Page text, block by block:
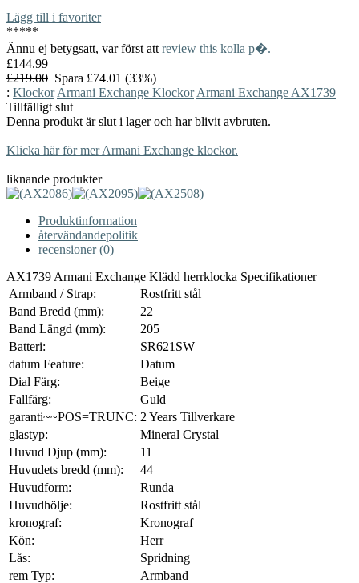
Lägg till i favoriter
*****
Ännu ej betygsatt, var först att review this kolla p�.
£144.99
£219.00 Spara £74.01 (33%)
: Klockor Armani Exchange Klockor Armani Exchange AX1739
Tillfälligt slut
Denna produkt är slut i lager och har blivit avbruten.
Klicka här för mer Armani Exchange klockor.
liknande produkter
Produktinformation
återvändandepolitik
recensioner (0)
AX1739 Armani Exchange Klädd herrklocka Specifikationer
Armband / Strap:
Rostfritt stål
Band Bredd (mm):
22
Band Längd (mm):
205
Batteri:
SR621SW
datum Feature:
Datum
Dial Färg:
Beige
Fallfärg:
Guld
garanti~~POS=TRUNC: 2 Years Tillverkare
glastyp:
Mineral Crystal
Huvud Djup (mm):
11
Huvudets bredd (mm):
44
Huvudform:
Runda
Huvudhölje:
Rostfritt stål
kronograf:
Kronograf
Kön:
Herr
Lås:
Spridning
rem Typ:
Armband